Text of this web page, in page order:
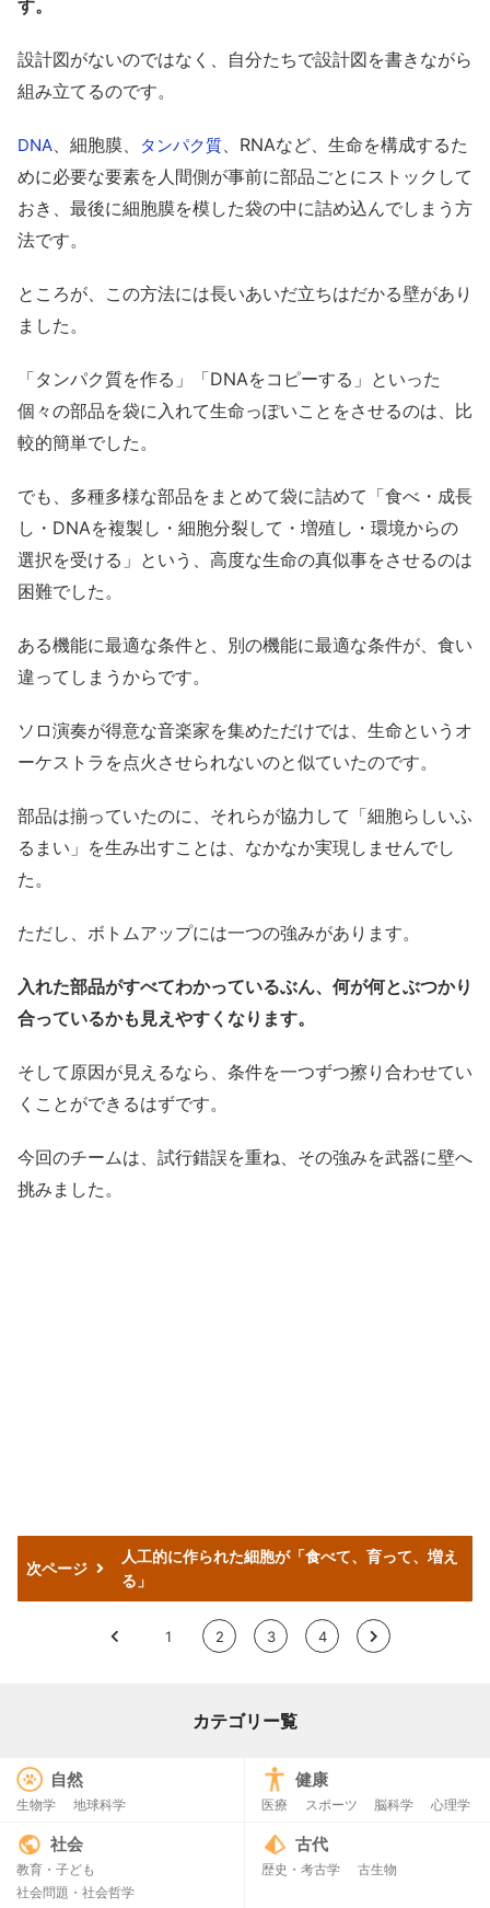
す。
設計図がないのではなく、自分たちで設計図を書きながら
組み立てるのです。
DNA、細胞膜、 タンパク質、RNAなど、生命を構成するた
めに必要な要素を人間側が事前に部品ごとにストックして
おき、最後に細胞膜を模した袋の中に詰め込んでしまう方
法です。
ところが、この方法には長いあいだ立ちはだかる壁があり
ました。
「タンパク質を作る」「DNAをコピーする」といった
個々の部品を袋に入れて生命っぽいことをさせるのは、比
較的簡単でした。
でも、多種多様な部品をまとめて袋に詰めて「食べ・成長
し・DNAを複製し・細胞分裂して・増殖し・環境からの
選択を受ける」という、高度な生命の真似事をさせるのは
困難でした。
ある機能に最適な条件と、別の機能に最適な条件が、食い
違ってしまうからです。
ソロ演奏が得意な音楽家を集めただけでは、生命というオ
ーケストラを点火させられないのと似ていたのです。
部品は揃っていたのに、それらが協力して「細胞らしいふ
るまい」を生み出すことは、なかなか実現しませんでし
た。
ただし、ボトムアップには一つの強みがあります。
入れた部品がすべてわかっているぶん、何が何とぶつかり
合っているかも見えやすくなります。
そして原因が見えるなら、条件を一つずつ擦り合わせてい
くことができるはずです。
今回のチームは、試行錯誤を重ね、その強みを武器に壁へ
挑みました。
次ページ
人工的に作られた細胞が「食べて、育って、増え
る」
< 1 2 3 4 >
カテゴリー覧
自然
生物学 地球科学
健康
医療 スポーツ 脳科学 心理学
社会
教育・子ども
社会問題・社会哲学
古代
歴史・考古学 古生物